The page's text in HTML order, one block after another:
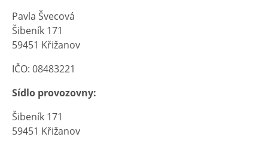
Pavla Švecová
Šibeník 171
59451 Křižanov
IČO: 08483221
Sídlo provozovny:
Šibeník 171
59451 Křižanov